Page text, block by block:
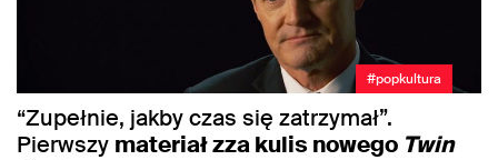
#popkultura
“Zupełnie, jakby czas się zatrzymał”.
Pierwszy materiał zza kulis nowego Twin